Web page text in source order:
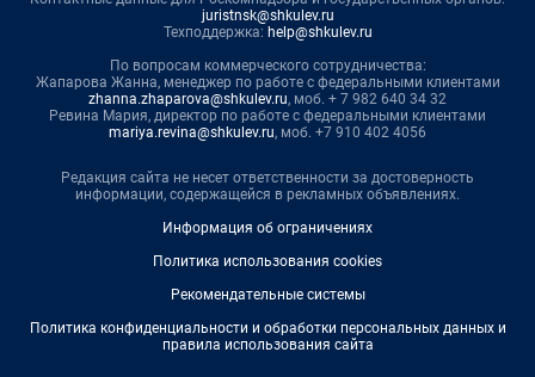
juristnsk@shkulev.ru
Техподдержка: help@shkulev.ru
По вопросам коммерческого сотрудничества:
Жапарова Жанна, менеджер по работе с федеральными клиентами
zhanna.zhaparova@shkulev.ru, моб. + 7 982 640 34 32
Ревина Мария, директор по работе с федеральными клиентами
mariya.revina@shkulev.ru, моб. +7 910 402 4056
Редакция сайта не несет ответственности за достоверность
информации, содержащейся в рекламных объявлениях.
Информация об ограничениях
Политика использования cookies
Рекомендательные системы
Политика конфиденциальности и обработки персональных данных и
правила использования сайта